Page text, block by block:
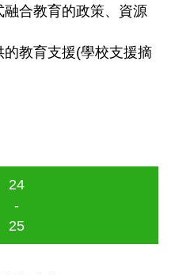
融合教育的政策、資源
教育支援(學校支援摘
24
-
25